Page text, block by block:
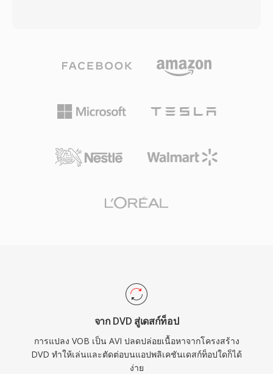
ทางในโปรแกรมสตรีมเดียวทำให้ VOB เป็นโซลูชัน
ที่ครบถ้วนสำหรับการส่งมอบภาพยนตร์ให้ผู้บริโภค
แทนที่ DVD สำหรับเนื้อหาใหม่ VOB ยังคงมีความ
DVD ที่มีอยู่อย่างมหาศาล
ด้วยตัวแปลงสัญญาณใดก็ได้ ตั้งแต่ Cinepak และ
สมัย ความยืดหยุ่นนี้ส่งผลให้ถูกนำมาใช้อย่างแพร่
หลายทั่วคอมพิวเตอร์ส่วนบุคคลตลอดทศวรรษ
โครงสร้างภายในที่เข้าใจง่าย ทำให้ไฟล์ AVI แก้ไข
รองรับสตรีมเสียงหลายสตรีม ทำให้สามารถมี
(AVI 2.0) แก้ไขข้อจำกัดเรื่องขนาดโดยอนุญาตให้
ไฟล์มีขนาดเกินขอบเขตเดิมได้ แม้จะมีอายุหลาย
ทศวรรษ AVI ยังคงเป็นหนึ่งในรูปแบบมัลติมีเดียที่
เป็นที่รู้จักอย่างกว้างขวางที่สุด และยังคงได้รับการ
รองรับจากเครื่องเล่นสื่อและเครื่องมือตัดต่อบน
จาก DVD สู่เดสก์ท็อป
การแปลง VOB เป็น AVI ปลดปล่อยเนื้อหาจากโครงสร้าง
DVD ทำให้เล่นและตัดต่อบนแอปพลิเคชันเดสก์ท็อปใดก็ได้
ง่าย